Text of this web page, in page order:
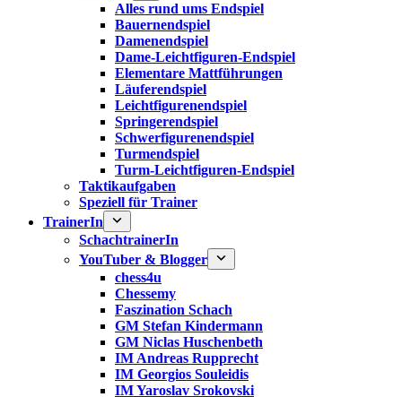
Alles rund ums Endspiel
Bauernendspiel
Damenendspiel
Dame-Leichtfiguren-Endspiel
Elementare Mattführungen
Läuferendspiel
Leichtfigurenendspiel
Springerendspiel
Schwerfigurenendspiel
Turmendspiel
Turm-Leichtfiguren-Endspiel
Taktikaufgaben
Speziell für Trainer
TrainerIn
SchachtrainerIn
YouTuber & Blogger
chess4u
Chessemy
Faszination Schach
GM Stefan Kindermann
GM Niclas Huschenbeth
IM Andreas Rupprecht
IM Georgios Souleidis
IM Yaroslav Srokovski